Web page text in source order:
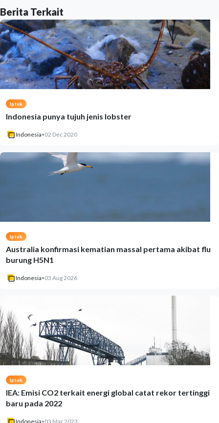
Berita Terkait
Iptek
Indonesia punya tujuh jenis lobster
Indonesia•02 Dec 2020
Iptek
Australia konfirmasi kematian massal pertama akibat flu
burung H5N1
Indonesia•03 Aug 2026
Iptek
IEA: Emisi CO2 terkait energi global catat rekor tertinggi
baru pada 2022
Indonesia•03 Mar 2023